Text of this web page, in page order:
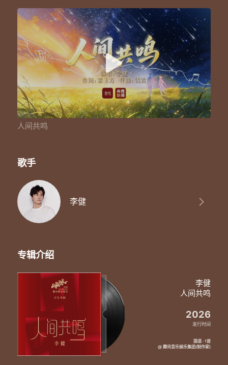
竟会触动你的心
谢人间 送给我们此番深深的共情
我爱的 鲜花和繁星
爱的细雨和树影
也会打动你的心
感谢岁月 请你做我的知音
这一切 顺境或逆境
一切安稳或飘零
我都祝愿你的心
祝愿你 千山万水不负此生的深情
亲爱的 朋友或爱人
我们一路燃的灯
才让我们 走在人海中相认
人间共鸣
歌手
李健
专辑介绍
李健
人间共鸣
2026
发行时间
国语 · 1首
@ 腾讯音乐娱乐集团(制作家)